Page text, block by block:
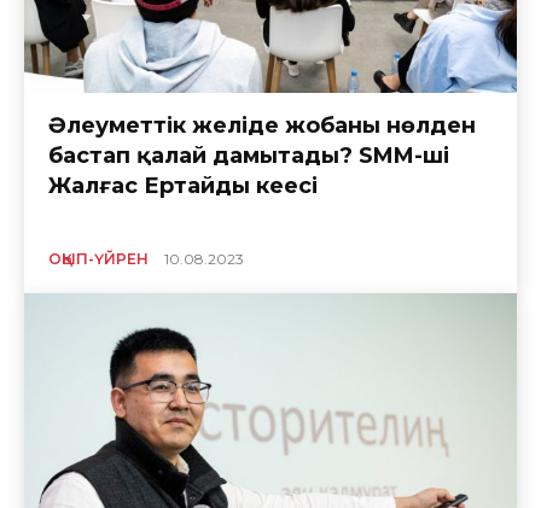
Әлеуметтік желіде жобаны нөлден
бастап қалай дамытады? SMM-ші
Жалғас Ертайдың кеңесі
ОҚЫП-ҮЙРЕН 10.08.2023